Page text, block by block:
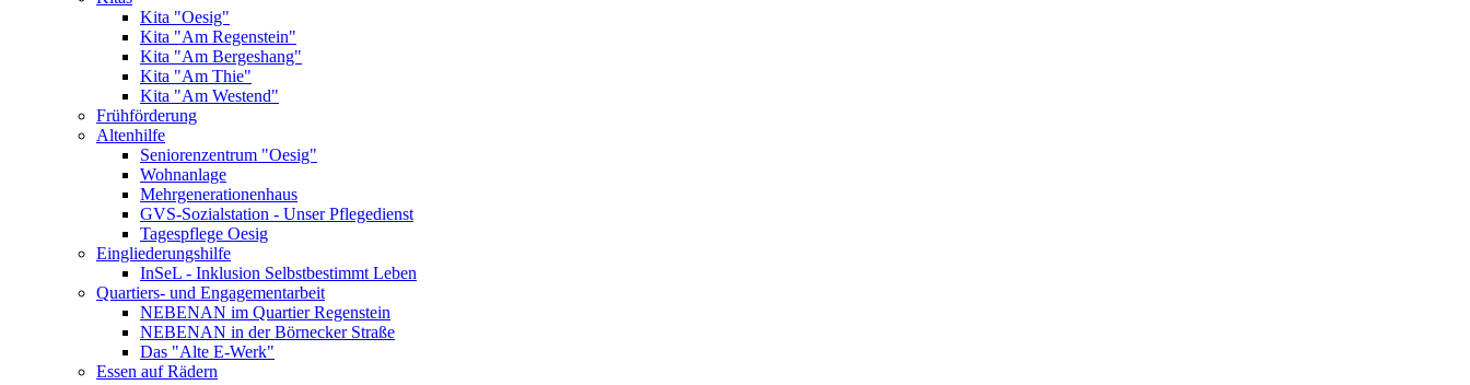
Kita "Oesig"
Kita "Am Regenstein"
Kita "Am Bergeshang"
Kita "Am Thie"
Kita "Am Westend"
Frühförderung
Altenhilfe
Seniorenzentrum "Oesig"
Wohnanlage
Mehrgenerationenhaus
GVS-Sozialstation - Unser Pflegedienst
Tagespflege Oesig
Eingliederungshilfe
InSeL - Inklusion Selbstbestimmt Leben
Quartiers- und Engagementarbeit
NEBENAN im Quartier Regenstein
NEBENAN in der Börnecker Straße
Das "Alte E-Werk"
Essen auf Rädern